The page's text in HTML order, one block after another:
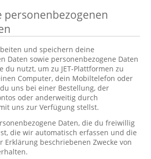
personenbezogenen
und speichern deine
Daten sowie personenbezogene Daten
du nutzt, um zu JET-Plattformen zu
Computer, dein Mobiltelefon oder
uns bei einer Bestellung, der
oder anderweitig durch
uns zur Verfügung stellst.
Daten, die du freiwillig
die wir automatisch erfassen und die
beschriebenen Zwecke von